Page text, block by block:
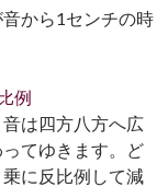
から1センチの時
例
は四方八方へ広
てゆきます。ど
に反比例して減